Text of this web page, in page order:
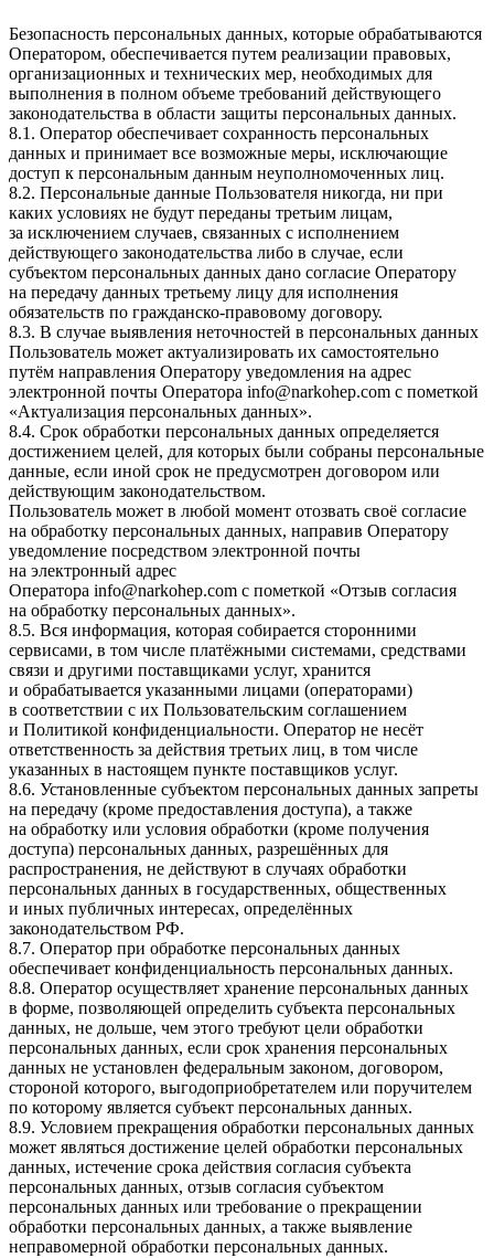
Безопасность персональных данных, которые обрабатываются
Оператором, обеспечивается путем реализации правовых,
организационных и технических мер, необходимых для
выполнения в полном объеме требований действующего
законодательства в области защиты персональных данных.
8.1. Оператор обеспечивает сохранность персональных
данных и принимает все возможные меры, исключающие
доступ к персональным данным неуполномоченных лиц.
8.2. Персональные данные Пользователя никогда, ни при
каких условиях не будут переданы третьим лицам,
за исключением случаев, связанных с исполнением
действующего законодательства либо в случае, если
субъектом персональных данных дано согласие Оператору
на передачу данных третьему лицу для исполнения
обязательств по гражданско-правовому договору.
8.3. В случае выявления неточностей в персональных данных
Пользователь может актуализировать их самостоятельно
путём направления Оператору уведомления на адрес
электронной почты Оператора info@narkohep.com с пометкой
«Актуализация персональных данных».
8.4. Срок обработки персональных данных определяется
достижением целей, для которых были собраны персональные
данные, если иной срок не предусмотрен договором или
действующим законодательством.
Пользователь может в любой момент отозвать своё согласие
на обработку персональных данных, направив Оператору
уведомление посредством электронной почты
на электронный адрес
Оператора info@narkohep.com с пометкой «Отзыв согласия
на обработку персональных данных».
8.5. Вся информация, которая собирается сторонними
сервисами, в том числе платёжными системами, средствами
связи и другими поставщиками услуг, хранится
и обрабатывается указанными лицами (операторами)
в соответствии с их Пользовательским соглашением
и Политикой конфиденциальности. Оператор не несёт
ответственность за действия третьих лиц, в том числе
указанных в настоящем пункте поставщиков услуг.
8.6. Установленные субъектом персональных данных запреты
на передачу (кроме предоставления доступа), а также
на обработку или условия обработки (кроме получения
доступа) персональных данных, разрешённых для
распространения, не действуют в случаях обработки
персональных данных в государственных, общественных
и иных публичных интересах, определённых
законодательством РФ.
8.7. Оператор при обработке персональных данных
обеспечивает конфиденциальность персональных данных.
8.8. Оператор осуществляет хранение персональных данных
в форме, позволяющей определить субъекта персональных
данных, не дольше, чем этого требуют цели обработки
персональных данных, если срок хранения персональных
данных не установлен федеральным законом, договором,
стороной которого, выгодоприобретателем или поручителем
по которому является субъект персональных данных.
8.9. Условием прекращения обработки персональных данных
может являться достижение целей обработки персональных
данных, истечение срока действия согласия субъекта
персональных данных, отзыв согласия субъектом
персональных данных или требование о прекращении
обработки персональных данных, а также выявление
неправомерной обработки персональных данных.